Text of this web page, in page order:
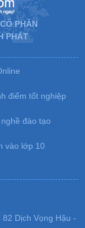
PHẦN
PHÁT
điểm tốt nghiệp
đào tạo
vào lớp 10
Dịch Vọng Hậu -